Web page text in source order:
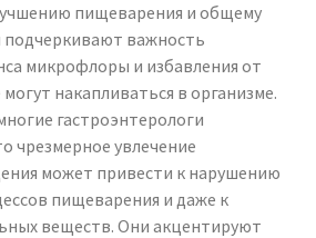
пищеварения и общему
важность
микрофлоры и избавления от
накапливаться в организме.
гастроэнтерологи
чрезмерное увлечение
может привести к нарушению
пищеварения и даже к
веществ. Они акцентируют